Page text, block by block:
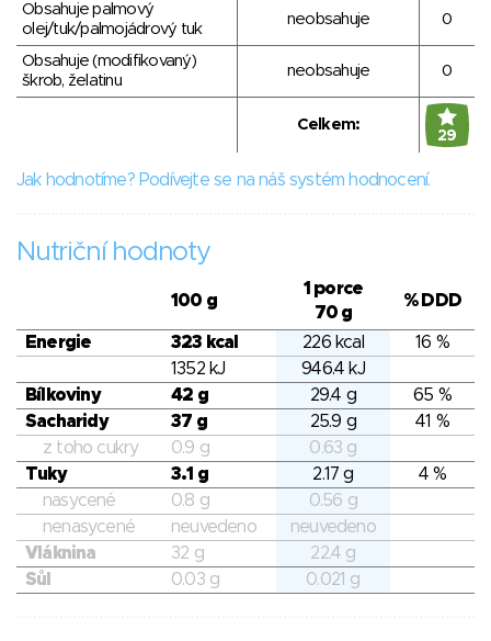
Obsahuje palmový
olej/tuk/palmojádrový tuk
neobsahuje 0
Obsahuje (modifikovaný)
škrob, želatinu
neobsahuje 0
Celkem:
29
Jak hodnotíme? Podívejte se na náš systém hodnocení.
Nutriční hodnoty
100 g
1 porce
70 g
% DDD
Energie 323 kcal 226 kcal
16 %
1352 kJ
946.4 kJ
Bílkoviny
42 g 29.4 g
65 %
Sacharidy
37 g 25.9 g
41 %
z toho cukry
0.9 g
0.63 g
Tuky
3.1 g 2.17 g
4 %
nasycené
0.8 g
0.56 g
nenasycené
neuvedeno
neuvedeno
Vláknina
32 g
22.4 g
Sůl
0.03 g 0.021 g